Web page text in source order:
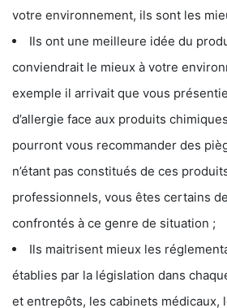
votre environnement, ils sont les
Ils ont une meilleure idée du
conviendrait le mieux à votre
exemple il arrivait que vous
d’allergie face aux produits
pourront vous recommander des
n’étant pas constitués de ces
professionnels, vous êtes certains
confrontés à ce genre de situation ;
Ils maitrisent mieux les
établies par la législation dans
et entrepôts, les cabinets médicaux,